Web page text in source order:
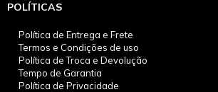
POLÍTICAS
Política de Entrega e Frete
Termos e Condições de uso
Política de Troca e Devolução
Tempo de Garantia
Política de Privacidade